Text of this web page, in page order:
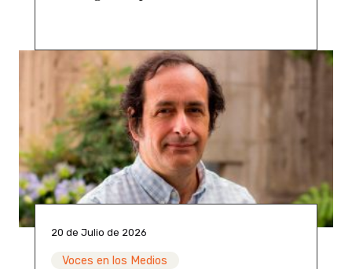
20 de Julio de 2026
Voces en los Medios